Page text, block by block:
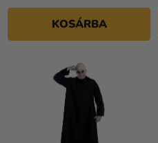
KOSÁRBA